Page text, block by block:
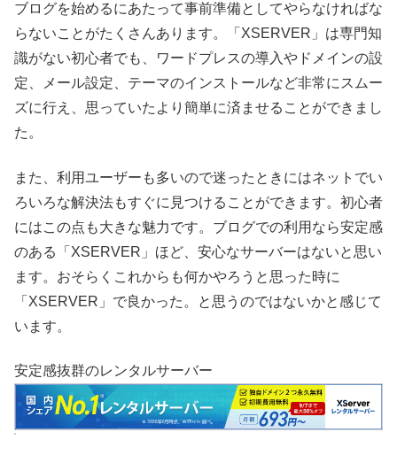
ブログを始めるにあたって事前準備としてやらなければな
らないことがたくさんあります。「XSERVER」は専門知
識がない初心者でも、ワードプレスの導入やドメインの設
定、メール設定、テーマのインストールなど非常にスムー
ズに行え、思っていたより簡単に済ませることができまし
た。
また、利用ユーザーも多いので迷ったときにはネットでい
ろいろな解決法もすぐに見つけることができます。初心者
にはこの点も大きな魅力です。ブログでの利用なら安定感
のある「XSERVER」ほど、安心なサーバーはないと思い
ます。おそらくこれからも何かやろうと思った時に
「XSERVER」で良かった。と思うのではないかと感じて
います。
安定感抜群のレンタルサーバー